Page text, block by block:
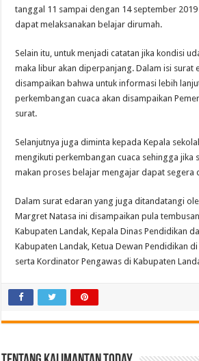
tanggal 11 sampai dengan 14 september
dapat melaksanakan belajar dirumah.
Selain itu, untuk menjadi catatan jika kondisi
maka libur akan diperpanjang. Dalam isi surat
disampaikan bahwa untuk informasi lebih
perkembangan cuaca akan disampaikan
surat.
Selanjutnya juga diminta kepada Kepala
mengikuti perkembangan cuaca sehingga jika
makan proses belajar mengajar dapat segera
Dalam surat edaran yang juga ditandatangi
Margret Natasa ini disampaikan pula
Kabupaten Landak, Kepala Dinas Pendidikan
Kabupaten Landak, Ketua Dewan Pendidikan
serta Kordinator Pengawas di Kabupaten